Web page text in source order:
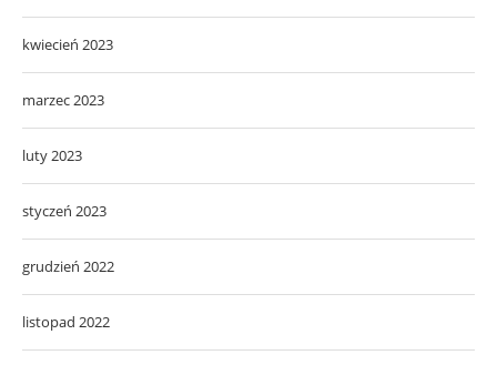
kwiecień 2023
marzec 2023
luty 2023
styczeń 2023
grudzień 2022
listopad 2022